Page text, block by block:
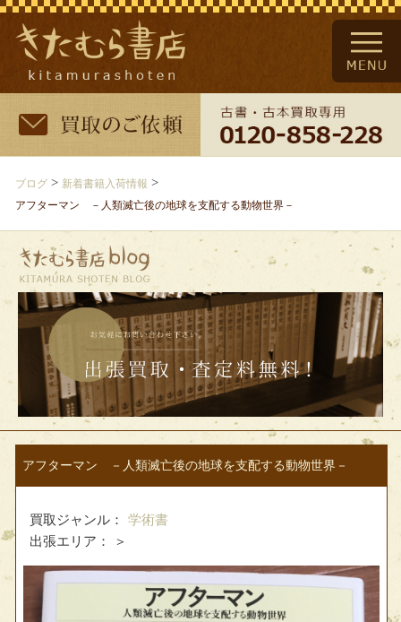
ブログ> 新着書籍入荷情報 >
アフターマン －人類滅亡後の地球を支配する動物世界－
アフターマン －人類滅亡後の地球を支配する動物世界－
買取ジャンル： 学術書
出張エリア：
＞